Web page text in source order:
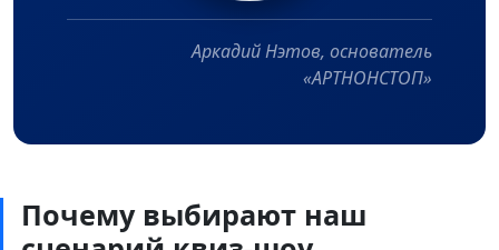
Аркадий Нэтов, основатель
«АРТНОНСТОП»
Почему выбирают наш